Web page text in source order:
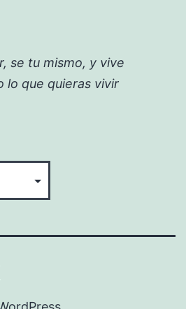
se tu mismo, y vive
lo que quieras vivir